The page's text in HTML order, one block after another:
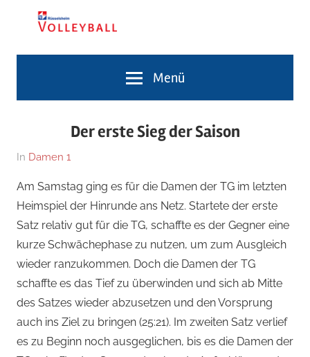
TG
Rüsselsheim
Volleyballabteilung
Menü
Der erste Sieg der Saison
Am
Januar
2020
Von
Dietz
In Damen 1
Am Samstag ging es für die Damen der TG im letzten
Heimspiel der Hinrunde ans Netz. Startete der erste
Satz relativ gut für die TG, schaffte es der Gegner eine
kurze Schwächephase zu nutzen, um zum Ausgleich
wieder ranzukommen. Doch die Damen der TG
schaffte es das Tief zu überwinden und sich ab Mitte
des Satzes wieder abzusetzen und den Vorsprung
auch ins Ziel zu bringen (25:21). Im zweiten Satz verlief
es zu Beginn noch ausgeglichen, bis es die Damen der